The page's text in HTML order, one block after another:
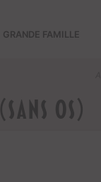
GRANDE FAMILLE
os)